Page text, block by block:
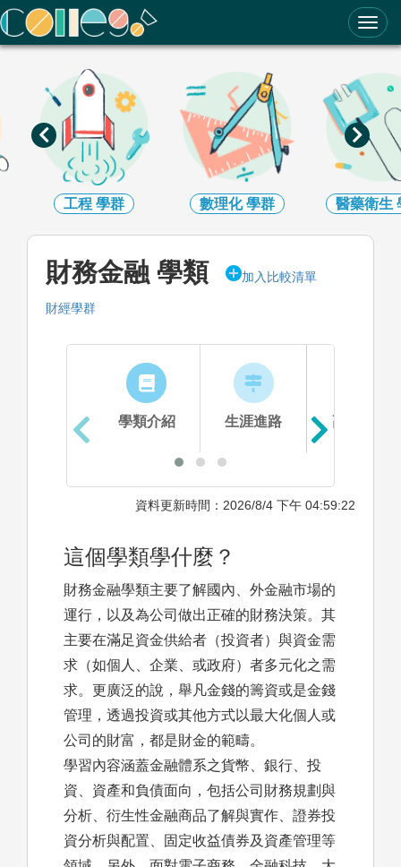
ColleGo! 大學選才與高中育才輔助系統
工程 學群 數理化學群 醫藥衛生
財務金融 學類 加入比較清單
財經學群
學類介紹 生涯進路 高中準備
資料更新時間：2026/8/4 下午 04:59:22
這個學類學什麼？
財務金融學類主要了解國內、外金融市場的
運行，以及為公司做出正確的財務決策。其
主要在滿足資金供給者（投資者）與資金需
求（如個人、企業、或政府）者多元化之需
求。更廣泛的說，舉凡金錢的籌資或是金錢
管理，透過投資或其他方式以最大化個人或
公司的財富，都是財金的範疇。
學習內容涵蓋金融體系之貨幣、銀行、投
資、資產和負債面向，包括公司財務規劃與
分析、衍生性金融商品了解與實作、證券投
資分析與配置、固定收益債券及資產管理等